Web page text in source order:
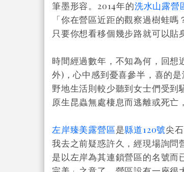
筆墨形容。2014年的洗水山露營
「你在營區近距的觀察過樹蛙
只要你想看移個幾步路就可以貼
時間經過數年，不知為何，回想
外)，心中感到憂喜參半，喜的
野地生活則較少聽到女士們受到
原生昆蟲無處棲息而逃離或死亡
左岸臻美露營區是縣道120號尖
我去之前疑惑許久，經現場詢問
是以左岸為其連鎖營區的名號